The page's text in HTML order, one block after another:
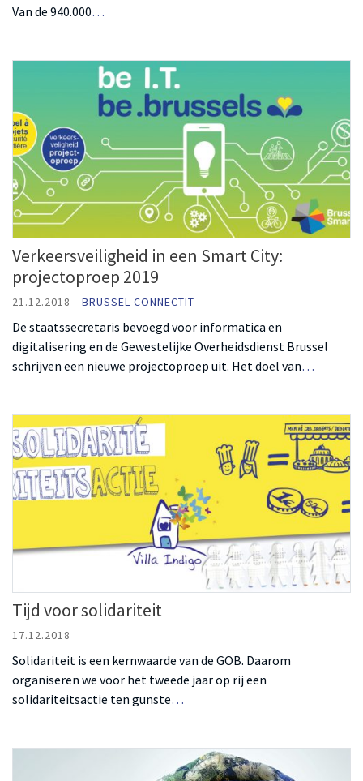
Van de 940.000…
Verkeersveiligheid in een Smart City:
projectoproep 2019
21.12.2018 BRUSSEL CONNECTIT
De staatssecretaris bevoegd voor informatica en
digitalisering en de Gewestelijke Overheidsdienst Brussel
schrijven een nieuwe projectoproep uit. Het doel van…
Tijd voor solidariteit
17.12.2018
Solidariteit is een kernwaarde van de GOB. Daarom
organiseren we voor het tweede jaar op rij een
solidariteitsactie ten gunste…